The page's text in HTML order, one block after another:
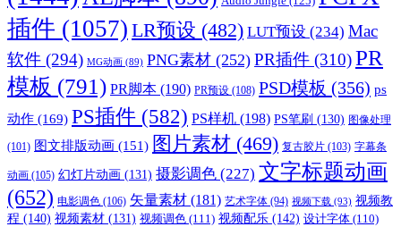
插件 (1057) LR预设 (482) LUT预设 (234) Mac
软件 (294) MG动画 (89) PNG素材 (252) PR插件 (310)PR
模板 (791) PR脚本 (190) PR预设 (108) PSD模板 (356) ps
动作 (169) PS插件 (582) PS样机 (198) PS笔刷 (130) 图像处理
(101) 图文排版动画 (151) 图片素材 (469) 复古胶片 (103) 字幕条
动画 (105) 幻灯片动画 (131) 摄影调色 (227) 文字标题动画
(652) 电影调色 (106) 矢量素材 (181) 艺术字体 (94) 视频下载 (93) 视频教
程 (140) 视频素材 (131) 视频调色 (111) 视频配乐 (142) 设计字体 (110)